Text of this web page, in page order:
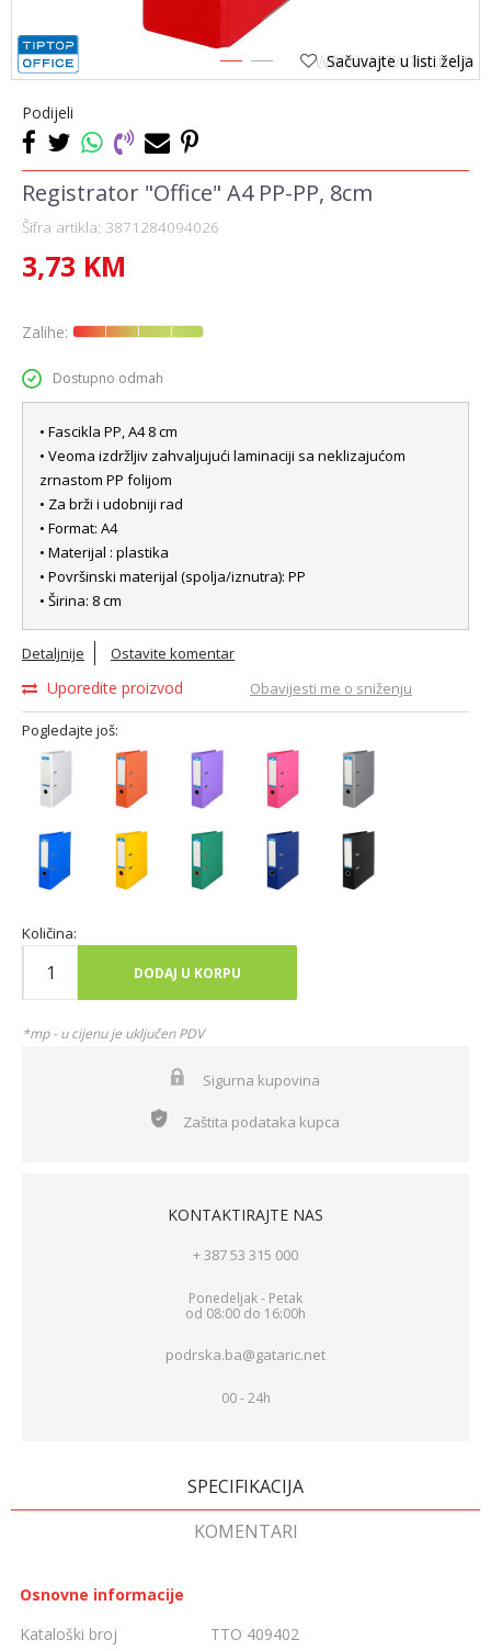
1 2 Sačuvajte u listi želja
Podijeli
Registrator "Office" A4 PP-PP, 8cm
Šifra artikla: 3871284094026
3,73 KM
Zalihe:
Dostupno odmah
• Fascikla PP, A4 8 cm
• Veoma izdržljiv zahvaljujući laminaciji sa neklizajućom
zrnastom PP folijom
• Za brži i udobniji rad
• Format: A4
• Materijal : plastika
• Površinski materijal (spolja/iznutra): PP
• Širina: 8 cm
Detaljnije Ostavite komentar
Uporedite proizvod Obavijesti me o sniženju
Pogledajte još:
Količina:
DODAJ U KORPU
*mp - u cijenu je uključen PDV
Sigurna kupovina
Zaštita podataka kupca
KONTAKTIRAJTE NAS
+ 387 53 315 000
Ponedeljak - Petak
od 08:00 do 16:00h
podrska.ba@gataric.net
00 - 24h
SPECIFIKACIJA
KOMENTARI
Osnovne informacije
Kataloški broj
TTO 409402